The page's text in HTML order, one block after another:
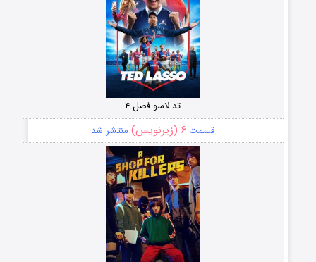
تد لاسو فصل ۴
قسمت ۶ (زیرنویس) منتشر شد